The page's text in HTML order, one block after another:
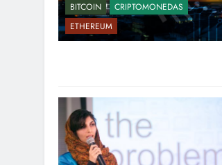
BITCOIN
CRIPTOMONEDAS
ETHEREUM